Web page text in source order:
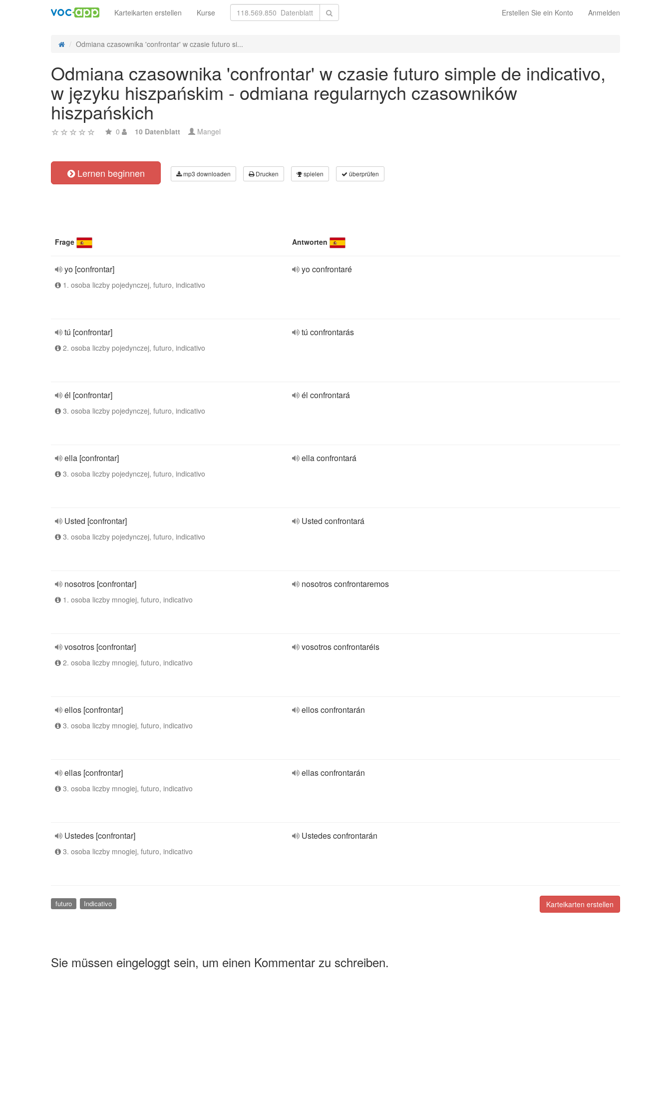
Erstellen Sie ein Konto Anmelden
Karteikarten erstellen Kurse
Odmiana czasownika 'confrontar' w czasie futuro si...
Odmiana czasownika 'confrontar' w czasie futuro simple de indicativo,
w języku hiszpańskim - odmiana regularnych czasowników
hiszpańskich
0 10 Datenblatt Mangel
Lernen beginnen mp3 downloaden Drucken spielen überprüfen
Frage Antworten
yo [confrontar]
1. osoba liczby pojedynczej, futuro, indicativo
yo confrontaré
tú [confrontar]
2. osoba liczby pojedynczej, futuro, indicativo
tú confrontarás
él [confrontar]
3. osoba liczby pojedynczej, futuro, indicativo
él confrontará
ella [confrontar]
3. osoba liczby pojedynczej, futuro, indicativo
ella confrontará
Usted [confrontar]
3. osoba liczby pojedynczej, futuro, indicativo
Usted confrontará
nosotros [confrontar]
1. osoba liczby mnogiej, futuro, indicativo
nosotros confrontaremos
vosotros [confrontar]
2. osoba liczby mnogiej, futuro, indicativo
vosotros confrontaréis
ellos [confrontar]
3. osoba liczby mnogiej, futuro, indicativo
ellos confrontarán
ellas [confrontar]
3. osoba liczby mnogiej, futuro, indicativo
ellas confrontarán
Ustedes [confrontar]
3. osoba liczby mnogiej, futuro, indicativo
Ustedes confrontarán
Karteikarten erstellen
futuro Indicativo
Sie müssen eingeloggt sein, um einen Kommentar zu schreiben.